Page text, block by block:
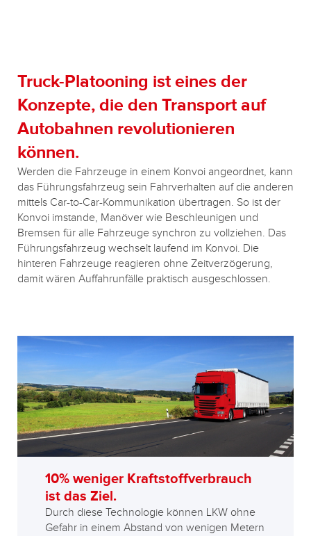
Truck-Platooning ist eines der
Konzepte, die den Transport auf
Autobahnen revolutionieren
können.
Werden die Fahrzeuge in einem Konvoi angeordnet, kann
das Führungsfahrzeug sein Fahrverhalten auf die anderen
mittels Car-to-Car-Kommunikation übertragen. So ist der
Konvoi imstande, Manöver wie Beschleunigen und
Bremsen für alle Fahrzeuge synchron zu vollziehen. Das
Führungsfahrzeug wechselt laufend im Konvoi. Die
hinteren Fahrzeuge reagieren ohne Zeitverzögerung,
damit wären Auffahrunfälle praktisch ausgeschlossen.
10% weniger Kraftstoffverbrauch
ist das Ziel.
Durch diese Technologie können LKW ohne
Gefahr in einem Abstand von wenigen Metern